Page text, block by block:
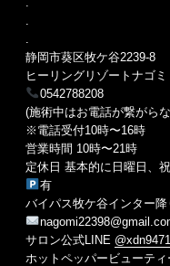
静岡市葵区牧ケ谷2239-8
ヒーリングリゾートナゴミ
0542788208
(施術中はお電話が繋がら
※電話受付10時〜16時
営業時間 10時〜21時
定休日 基本的に日曜日、
有
バイパス牧ケ谷インター降
サロン公式LINE
ホットペッパービューテ